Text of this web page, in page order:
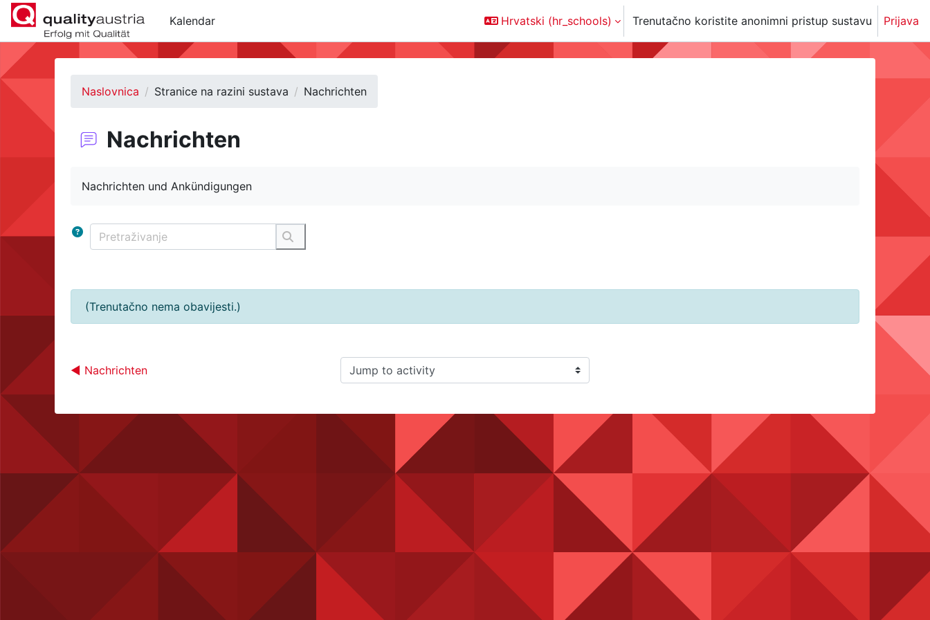
Preskoči na sadržaj
Kalendar
Hrvatski ‎(hr_schools)‎ Trenutačno koristite anonimni pristup sustavu Prijava
Naslovnica Stranice na razini sustava Nachrichten
Nachrichten
Nachrichten und Ankündigungen
Pretraživanje
Pretraživanje
(Trenutačno nema obavijesti.)
◀︎ Nachrichten
Jump to activity